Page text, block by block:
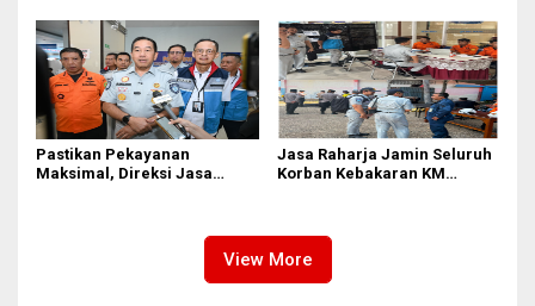
Pastikan Pekayanan
Maksimal, Direksi Jasa
Jasa Raharja Jamin Seluruh
Korban Kebakaran KM
View More